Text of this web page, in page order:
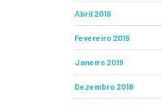
Abril 2019
Fevereiro 2019
Janeiro 2019
Dezembro 2018